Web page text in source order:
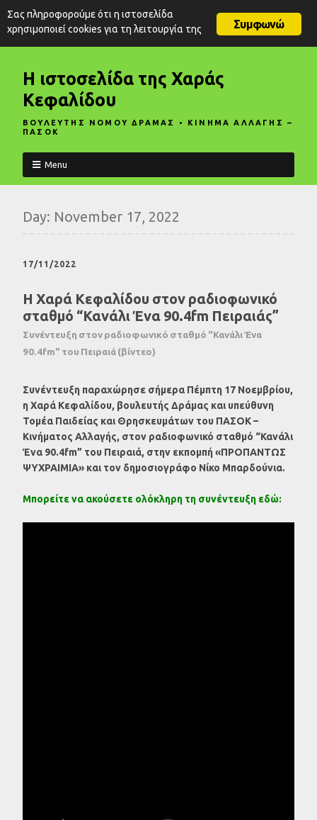
Η ιστοσελίδα της Χαράς
Κεφαλίδου
ΒΟΥΛΕΥΤΗΣ ΝΟΜΟΥ ΔΡΑΜΑΣ • ΚΙΝΗΜΑ ΑΛΛΑΓΗΣ –
ΠΑΣΟΚ
Menu
Day: November 17, 2022
17/11/2022
Η Χαρά Κεφαλίδου στον ραδιοφωνικό
σταθμό “Κανάλι Ένα 90.4fm Πειραιάς”
Συνέντευξη στον ραδιοφωνικό σταθμό "Κανάλι Ένα
90.4fm" του Πειραιά (βίντεο)
Συνέντευξη παραχώρησε σήμερα Πέμπτη 17 Νοεμβρίου,
η Χαρά Κεφαλίδου, βουλευτής Δράμας και υπεύθυνη
Τομέα Παιδείας και Θρησκευμάτων του ΠΑΣΟΚ –
Κινήματος Αλλαγής, στον ραδιοφωνικό σταθμό “Κανάλι
Ένα 90.4fm” του Πειραιά, στην εκπομπή «ΠΡΟΠΑΝΤΩΣ
ΨΥΧΡΑΙΜΙΑ» και τον δημοσιογράφο Νίκο Μπαρδούνια.
Μπορείτε να ακούσετε ολόκληρη τη συνέντευξη εδώ:
Συμφωνώ
Σας πληροφορούμε ότι η ιστοσελίδα
χρησιμοποιεί cookies για τη λειτουργία της